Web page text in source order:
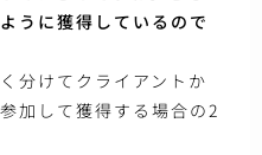
うに獲得しているので
分けてクライアントか
加して獲得する場合の2